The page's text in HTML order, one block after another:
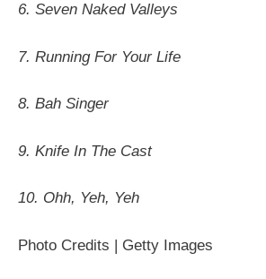
6. Seven Naked Valleys
7. Running For Your Life
8. Bah Singer
9. Knife In The Cast
10. Ohh, Yeh, Yeh
Photo Credits | Getty Images